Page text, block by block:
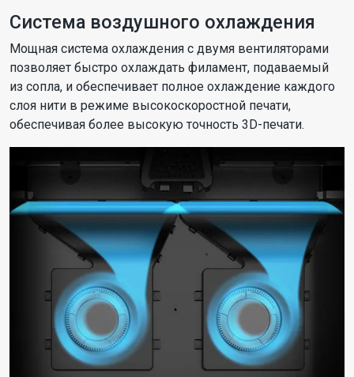
Система воздушного охлаждения
Мощная система охлаждения с двумя вентиляторами
позволяет быстро охлаждать филамент, подаваемый
из сопла, и обеспечивает полное охлаждение каждого
слоя нити в режиме высокоскоростной печати,
обеспечивая более высокую точность 3D-печати.